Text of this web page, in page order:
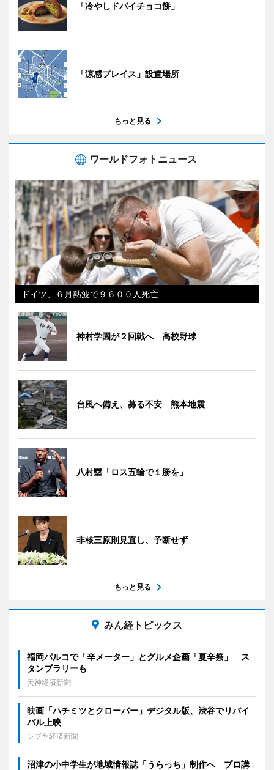
「冷やしドバイチョコ餅」
「涼感プレイス」設置場所
もっと見る
ワールドフォトニュース
ドイツ、６月熱波で９６００人死亡
神村学園が２回戦へ 高校野球
台風へ備え、募る不安 熊本地震
八村塁「ロス五輪で１勝を」
非核三原則見直し、予断せず
もっと見る
みん経トピックス
福岡パルコで「辛メーター」とグルメ企画「夏辛祭」 ス
タンプラリーも
天神経済新聞
映画「ハチミツとクローバー」デジタル版、渋谷でリバイ
バル上映
シブヤ経済新聞
沼津の小中学生が地域情報誌「うらっち」制作へ プロ講